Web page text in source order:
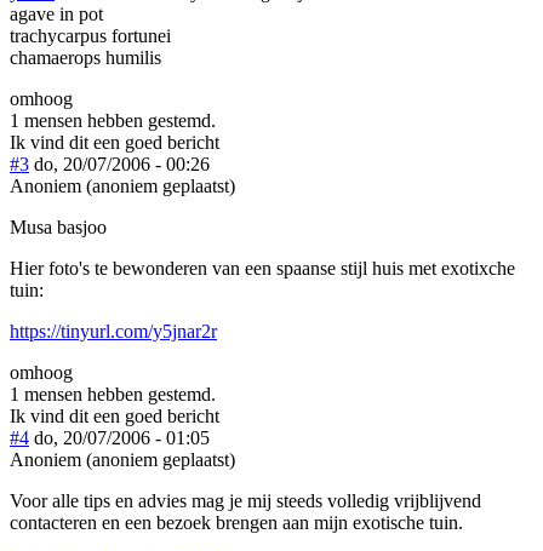
agave in pot
trachycarpus fortunei
chamaerops humilis
omhoog
1 mensen hebben gestemd.
Ik vind dit een goed bericht
#3 do, 20/07/2006 - 00:26
Anoniem (anoniem geplaatst)
Musa basjoo
Hier foto's te bewonderen van een spaanse stijl huis met exotixche
tuin:
https://tinyurl.com/y5jnar2r
omhoog
1 mensen hebben gestemd.
Ik vind dit een goed bericht
#4 do, 20/07/2006 - 01:05
Anoniem (anoniem geplaatst)
Voor alle tips en advies mag je mij steeds volledig vrijblijvend
contacteren en een bezoek brengen aan mijn exotische tuin.